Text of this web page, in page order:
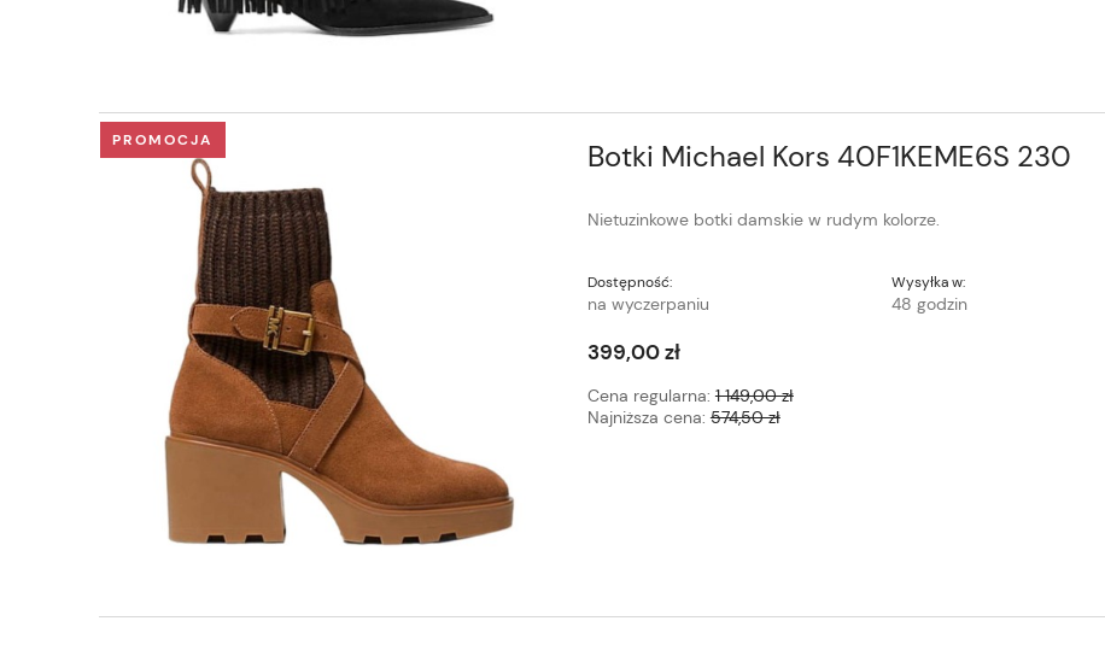
Botki Michael Kors 40F1KEME6S 230
Nietuzinkowe botki damskie w rudym kolorze.
Dostępność:
na wyczerpaniu
Wysyłka w:
48 godzin
399,00 zł
Cena regularna:1 149,00 zł
Najniższa cena:574,50 zł
PROMOCJA